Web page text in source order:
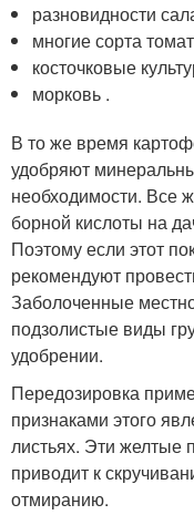
разновидности
многие сорта
косточковые
морковь .
В то же время
удобряют
необходимости. Все
борной кислоты на
Поэтому если этот
рекомендуют
Заболоченные
подзолистые виды
удобрении.
Передозировка
признаками этого
листьях. Эти желтые
приводит к
отмиранию.